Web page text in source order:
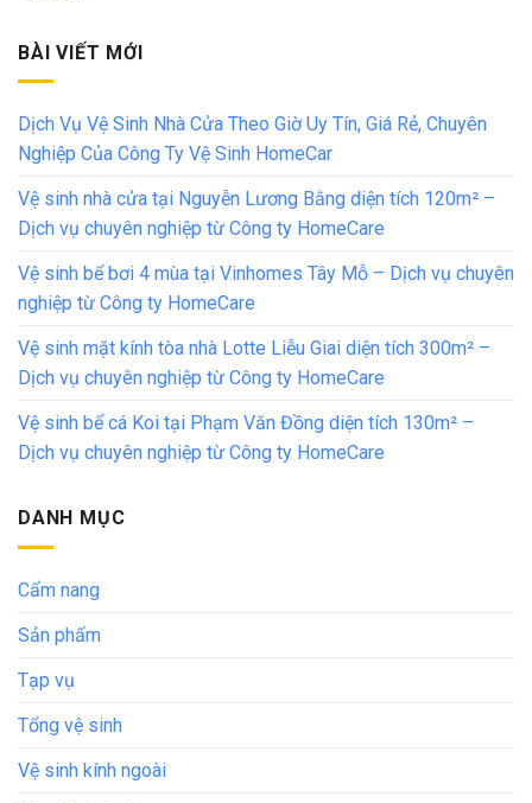
BÀI VIẾT MỚI
Dịch Vụ Vệ Sinh Nhà Cửa Theo Giờ Uy Tín, Giá Rẻ, Chuyên
Nghiệp Của Công Ty Vệ Sinh HomeCar
Vệ sinh nhà cửa tại Nguyễn Lương Bằng diện tích 120m² –
Dịch vụ chuyên nghiệp từ Công ty HomeCare
Vệ sinh bể bơi 4 mùa tại Vinhomes Tây Mỗ – Dịch vụ chuyên
nghiệp từ Công ty HomeCare
Vệ sinh mặt kính tòa nhà Lotte Liễu Giai diện tích 300m² –
Dịch vụ chuyên nghiệp từ Công ty HomeCare
Vệ sinh bể cá Koi tại Phạm Văn Đồng diện tích 130m² –
Dịch vụ chuyên nghiệp từ Công ty HomeCare
DANH MỤC
Cẩm nang
Sản phẩm
Tạp vụ
Tổng vệ sinh
Vệ sinh kính ngoài